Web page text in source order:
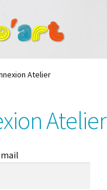
artistes
Atelier
Atelier